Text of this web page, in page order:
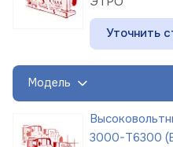
Уточнить
Модель
3000-Т6300